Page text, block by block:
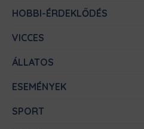
HOBBI-ÉRDEKLŐDÉS
VICCES
ÁLLATOS
ESEMÉNYEK
SPORT